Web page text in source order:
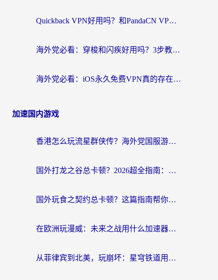
Quickback VPN好用吗？和PandaCN VPN对比哪个回国效果更好？海外党必看的真实体验指南
海外党必看：穿梭和闪疾好用吗？3步教你选对回国加速器，无缝刷剧玩Steam
海外党必看：iOS永久免费VPN真的存在吗？教你选对回国加速器无缝刷国内资源
加速国内游戏
香港怎么玩流星群侠传？海外党国服游戏不卡顿的终极解决方案
国外打龙之谷总卡顿？2026超全指南：选对加速器，龙之谷星战前夜激战2都能丝滑畅玩
国外玩食之契约总卡顿？这篇指南帮你选对加速器（附瑞士地鼠传奇、菲律宾纳萨力克之王方案）
在欧洲玩漫威：未来之战用什么加速器最好用？老玩家亲测避坑指南
从菲律宾到北美，玩崩坏：星穹铁道用什么加速器好？我试过5款后选了它